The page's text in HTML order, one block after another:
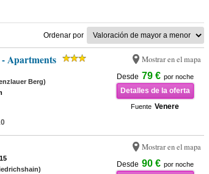
Ordenar por
Apartments Mostrar en el mapa
Desde 79 € por noche
Detalles de la oferta
Fuente Venere
Berg)
Mostrar en el mapa
Desde 90 € por noche